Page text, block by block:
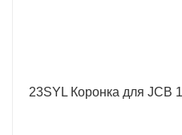
23SYL Коронка для JCB